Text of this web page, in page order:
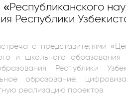
Республики
с представителями
и школьного образования
Республики
образование,
реализацию проектов.